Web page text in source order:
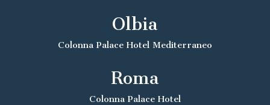
Olbia
Colonna Palace Hotel Mediterraneo
Roma
Colonna Palace Hotel